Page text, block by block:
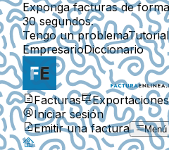
Exponga facturas de
30 segundos.
Tengo un problema
EmpresarioDiccionario
Facturas Exportaciones
Iniciar sesión
Emitir una factura
Menú